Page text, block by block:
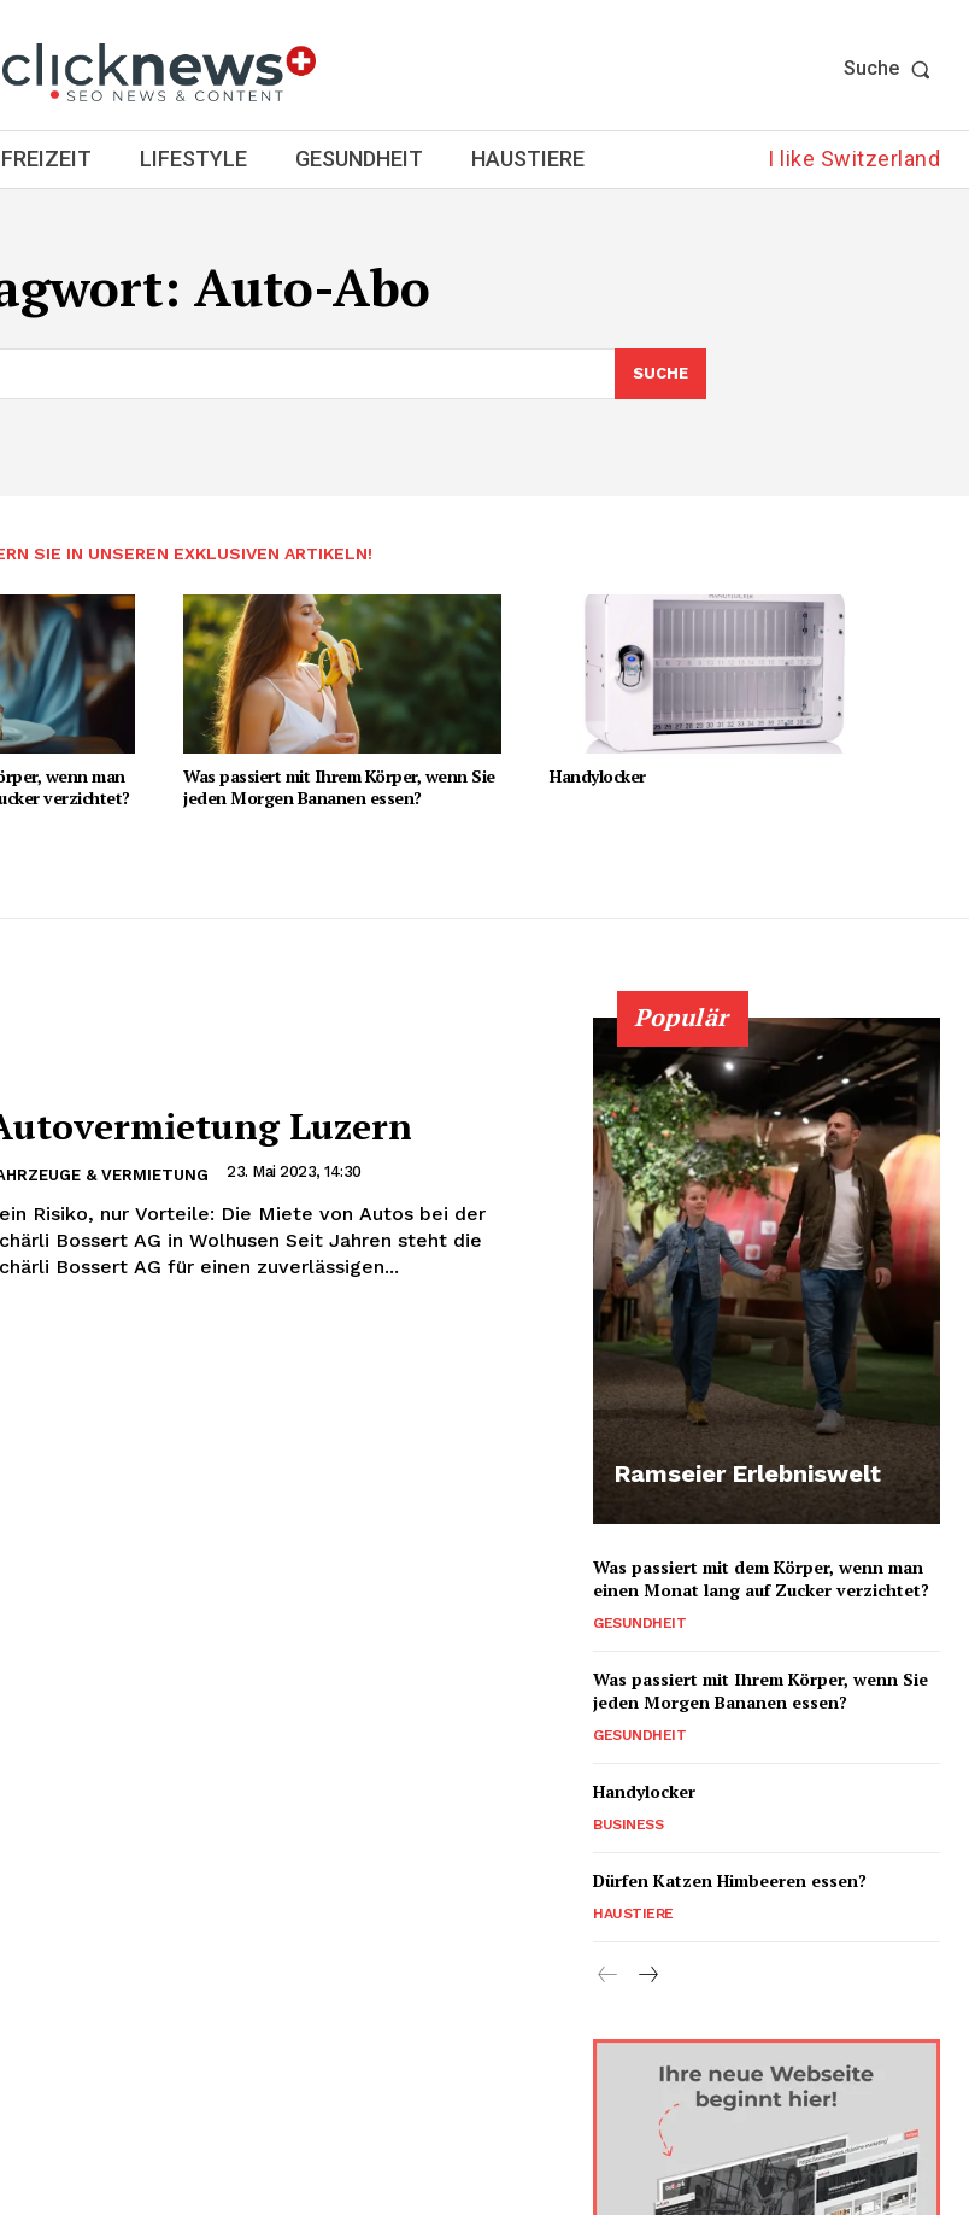
Suche
FREIZEIT LIFESTYLE GESUNDHEIT HAUSTIERE I like Switzerland
Auto-Abo
SUCHE
SIE IN UNSEREN EXKLUSIVEN ARTIKELN!
wenn man
verzichtet?
Was passiert mit Ihrem Körper, wenn Sie
jeden Morgen Bananen essen?
Handylocker
Luzern
& VERMIETUNG 23. Mai 2023, 14:30
Risiko, nur Vorteile: Die Miete von Autos bei der
Bossert AG in Wolhusen Seit Jahren steht die
Bossert AG für einen zuverlässigen...
Populär
Ramseier Erlebniswelt
Was passiert mit dem Körper, wenn man
einen Monat lang auf Zucker verzichtet?
GESUNDHEIT
Was passiert mit Ihrem Körper, wenn Sie
jeden Morgen Bananen essen?
GESUNDHEIT
Handylocker
BUSINESS
Dürfen Katzen Himbeeren essen?
HAUSTIERE